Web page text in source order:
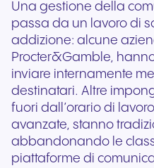
Una gestione della
passa da un lavoro di
addizione: alcune
Procter&Gamble,
inviare internamente
destinatari. Altre
fuori dall’orario di
avanzate, stanno
abbandonando le
piattaforme di